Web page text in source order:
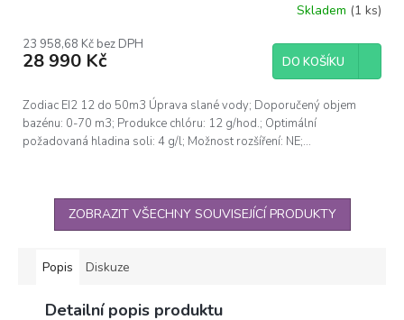
Skladem (1 ks)
23 958,68 Kč bez DPH
28 990 Kč DO KOŠÍKU
Zodiac EI2 12 do 50m3 Úprava slané vody; Doporučený objem
bazénu: 0-70 m3; Produkce chlóru: 12 g/hod.; Optimální
požadovaná hladina soli: 4 g/l; Možnost rozšíření: NE;...
ZOBRAZIT VŠECHNY SOUVISEJÍCÍ PRODUKTY
Popis Diskuze
Detailní popis produktu